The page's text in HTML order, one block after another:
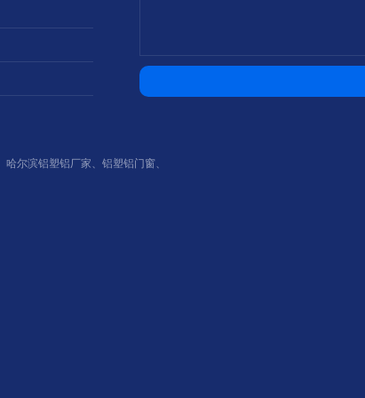
哈尔滨铝塑铝厂家、 铝塑铝门窗、